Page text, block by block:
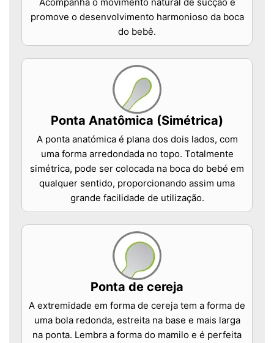
promove o desenvolvimento harmonioso da boca
do bebê.
Ponta Anatômica (Simétrica)
A ponta anatómica é plana dos dois lados, com
uma forma arredondada no topo. Totalmente
simétrica, pode ser colocada na boca do bebé em
qualquer sentido, proporcionando assim uma
grande facilidade de utilização.
Ponta de cereja
A extremidade em forma de cereja tem a forma de
uma bola redonda, estreita na base e mais larga
na ponta. Lembra a forma do mamilo e é perfeita